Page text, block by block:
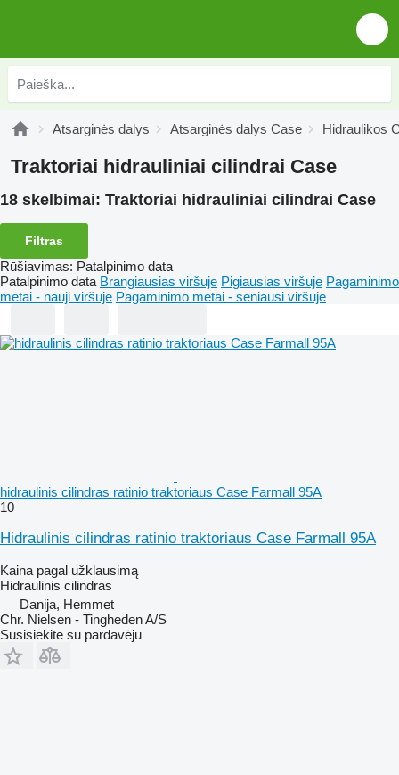
Atsarginės dalys Atsarginės dalys Case Hidraulikos
Traktoriai hidrauliniai cilindrai Case
18 skelbimai: Traktoriai hidrauliniai cilindrai Case
Filtras
Rūšiavimas: Patalpinimo data
Patalpinimo data Brangiausias viršuje Pigiausias viršuje Pagaminimo
metai - nauji viršuje Pagaminimo metai - seniausi viršuje
hidraulinis cilindras ratinio traktoriaus Case Farmall 95A
10
Hidraulinis cilindras ratinio traktoriaus Case Farmall 95A
Kaina pagal užklausimą
Hidraulinis cilindras
Danija, Hemmet
Chr. Nielsen - Tingheden A/S
Susisiekite su pardavėju